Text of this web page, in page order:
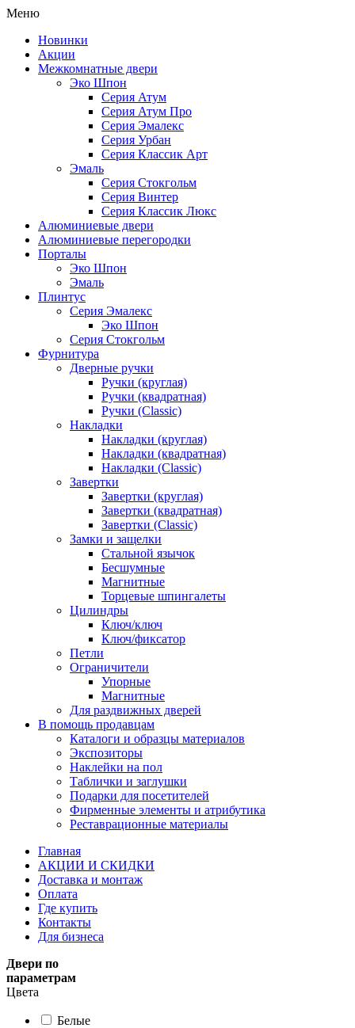
Меню
Новинки
Акции
Межкомнатные двери
Эко Шпон
Серия Атум
Серия Атум Про
Серия Эмалекс
Серия Урбан
Серия Классик Арт
Эмаль
Серия Стокгольм
Серия Винтер
Серия Классик Люкс
Алюминиевые двери
Алюминиевые перегородки
Порталы
Эко Шпон
Эмаль
Плинтус
Серия Эмалекс
Эко Шпон
Серия Стокгольм
Фурнитура
Дверные ручки
Ручки (круглая)
Ручки (квадратная)
Ручки (Classic)
Накладки
Накладки (круглая)
Накладки (квадратная)
Накладки (Classic)
Завертки
Завертки (круглая)
Завертки (квадратная)
Завертки (Classic)
Замки и защелки
Стальной язычок
Бесшумные
Магнитные
Торцевые шпингалеты
Цилиндры
Ключ/ключ
Ключ/фиксатор
Петли
Ограничители
Упорные
Магнитные
Для раздвижных дверей
В помощь продавцам
Каталоги и образцы материалов
Экспозиторы
Наклейки на пол
Таблички и заглушки
Подарки для посетителей
Фирменные элементы и атрибутика
Реставрационные материалы
Главная
АКЦИИ И СКИДКИ
Доставка и монтаж
Оплата
Где купить
Контакты
Для бизнеса
Двери по
параметрам
Цвета
Белые